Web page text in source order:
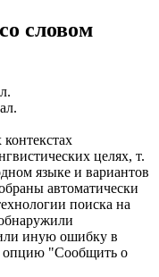
словом
целях, т.
языке и вариантов
автоматически
поиска на
иную ошибку в
опцию "Сообщить о